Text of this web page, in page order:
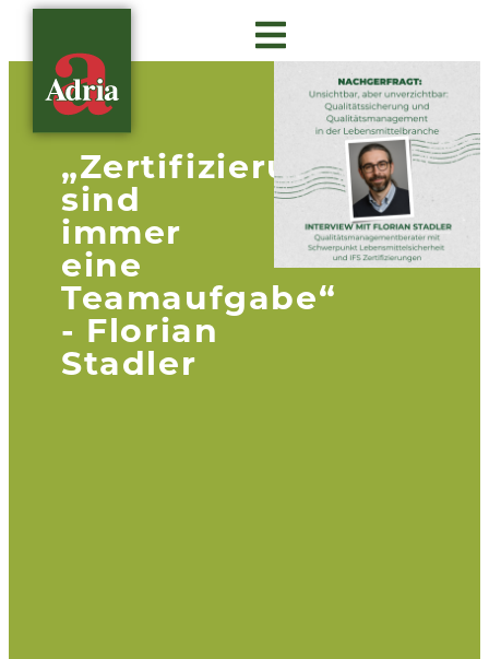
„Zertifizierungen
sind
immer
eine
Teamaufgabe“
- Florian
Stadler